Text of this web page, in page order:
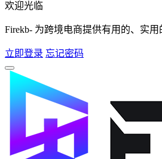
欢迎光临
Firekb- 为跨境电商提供有用的、实用
立即登录 忘记密码